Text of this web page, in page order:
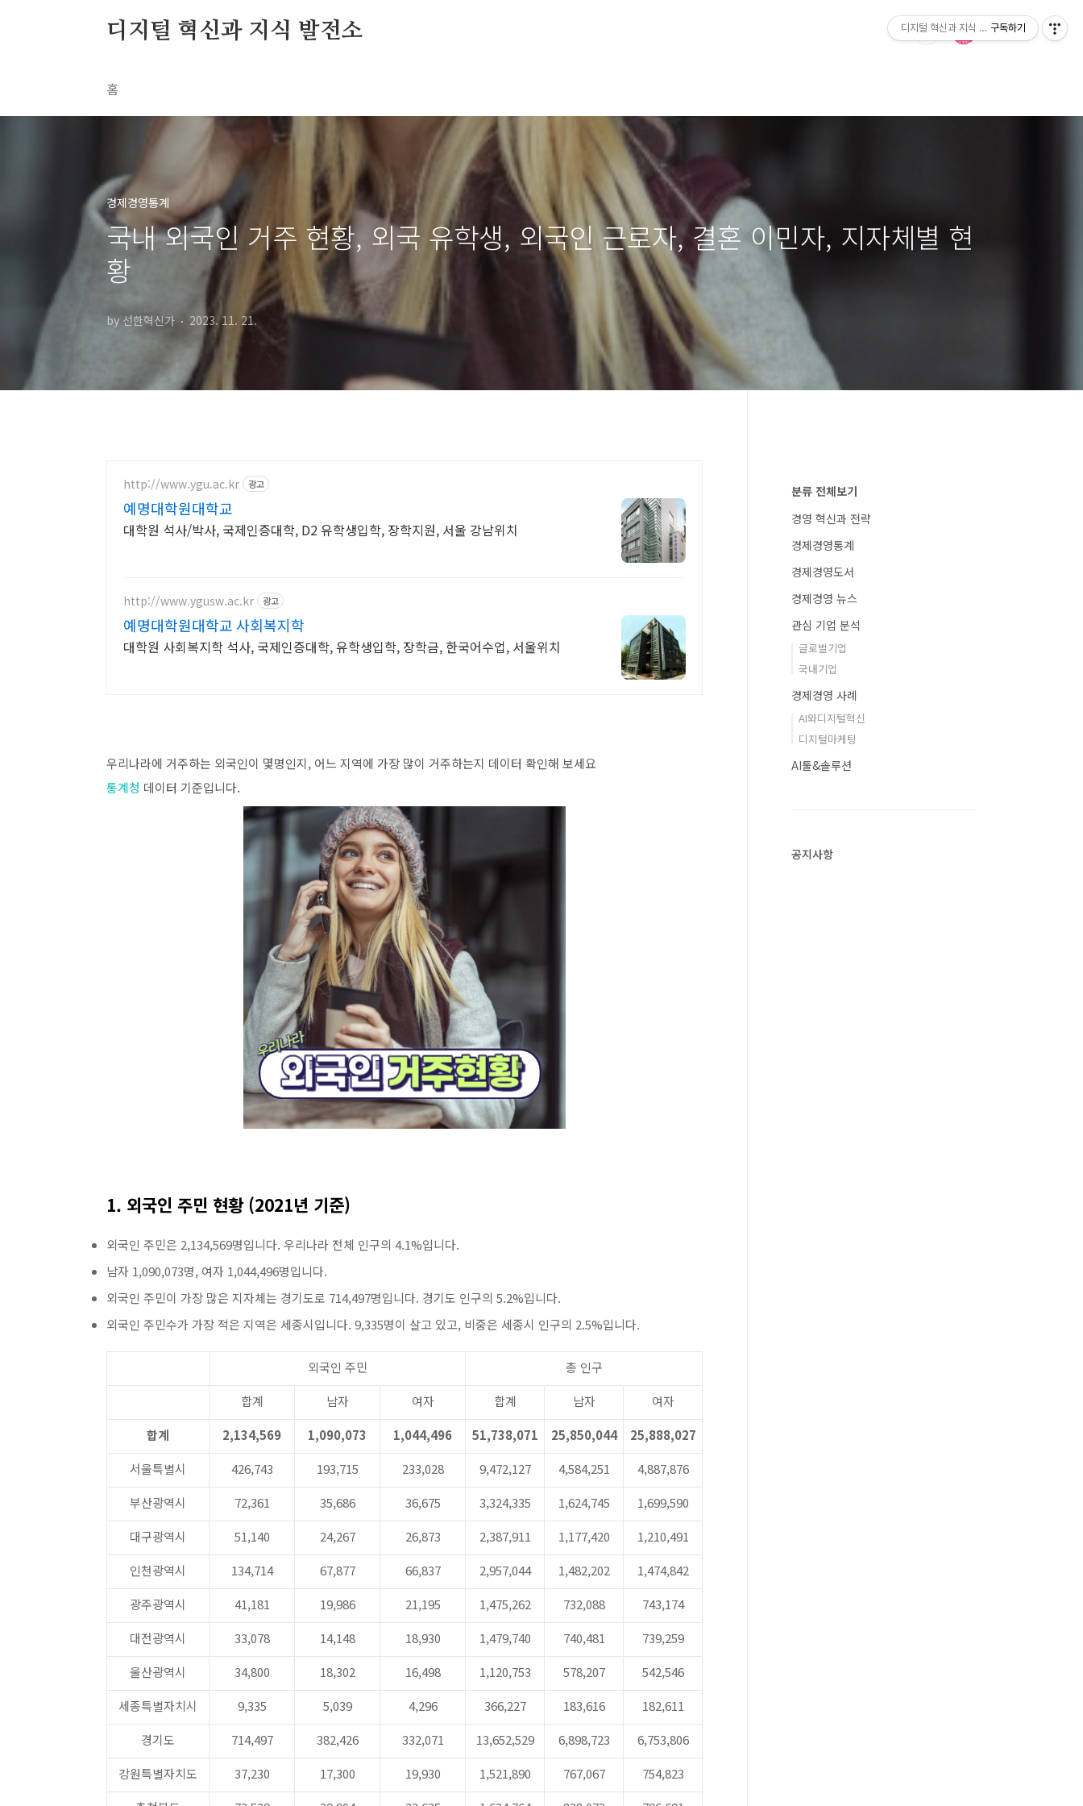
디지털 혁신과 지식 발전소
홈
경제경영통계
국내 외국인 거주 현황, 외국 유학생, 외국인 근로자, 결혼 이민자, 지자체별 현
황
by 선한혁신가 2023. 11. 21.
http://www.ygu.ac.kr 광고
예명대학원대학교
대학원 석사/박사, 국제인증대학, D2 유학생입학, 장학지원, 서울 강남위치
http://www.ygusw.ac.kr 광고
예명대학원대학교 사회복지학
대학원 사회복지학 석사, 국제인증대학, 유학생입학, 장학금, 한국어수업, 서울위치
우리나라에 거주하는 외국인이 몇명인지, 어느 지역에 가장 많이 거주하는지 데이터 확인해 보세요
통계청 데이터 기준입니다.
1. 외국인 주민 현황 (2021년 기준)
외국인 주민은 2,134,569명입니다. 우리나라 전체 인구의 4.1%입니다.
남자 1,090,073명, 여자 1,044,496명입니다.
외국인 주민이 가장 많은 지자체는 경기도로 714,497명입니다. 경기도 인구의 5.2%입니다.
외국인 주민수가 가장 적은 지역은 세종시입니다. 9,335명이 살고 있고, 비중은 세종시 인구의 2.5%입니다.
외국인 주민
총 인구
합계
남자 여자 합계 남자
여자
합계
2,134,569 1,090,073 1,044,496 51,738,071 25,850,044
25,888,027
서울특별시
426,743 193,715 233,028 9,472,127 4,584,251
4,887,876
부산광역시
72,361 35,686 36,675 3,324,335 1,624,745
1,699,590
대구광역시
51,140 24,267 26,873 2,387,911 1,177,420
1,210,491
인천광역시
134,714 67,877 66,837 2,957,044 1,482,202
1,474,842
광주광역시
41,181 19,986 21,195 1,475,262 732,088
743,174
대전광역시
33,078 14,148 18,930 1,479,740 740,481
739,259
울산광역시
34,800 18,302 16,498 1,120,753 578,207
542,546
세종특별자치시
9,335 5,039 4,296 366,227 183,616
182,611
경기도
714,497 382,426 332,071 13,652,529 6,898,723
6,753,806
강원특별자치도
37,230 17,300 19,930 1,521,890 767,067
754,823
분류 전체보기
경영 혁신과 전략
경제경영통계
경제경영도서
경제경영 뉴스
관심 기업 분석
글로벌기업
국내기업
경제경영 사례
AI와디지털혁신
디지털마케팅
AI툴&솔루션
공지사항
디지털 혁신과 지식 발전소구독하기